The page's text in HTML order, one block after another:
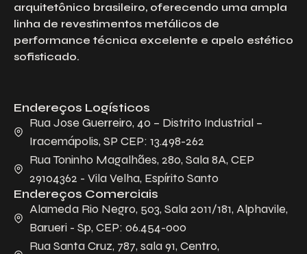
arquitetônico brasileiro, oferecendo uma ampla
linha de revestimentos metálicos de
performance técnica excelente e apelo estético
sofisticado.
Endereços Logísticos
Rua Jose Guerreiro, 40 – Distrito Industrial –
Iracemápolis, SP CEP: 13.498-262
Rua Toninho Magalhães, 280, Sala 8A, CEP
29104362 - Vila Velha, Espírito Santo
Endereços Comerciais
Alameda Rio Negro, 503, Sala 2011/181, Alphavile,
Barueri - Sp, CEP: 06.454-000
Rua Santa Cruz, 787, sala 91, Centro,